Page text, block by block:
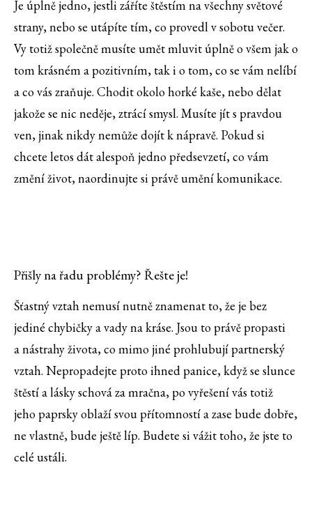
Je úplně jedno, jestli záříte štěstím na všechny světové
strany, nebo se utápíte tím, co provedl v sobotu večer.
Vy totiž společně musíte umět mluvit úplně o všem jak o
tom krásném a pozitivním, tak i o tom, co se vám nelíbí
a co vás zraňuje. Chodit okolo horké kaše, nebo dělat
jakože se nic neděje, ztrácí smysl. Musíte jít s pravdou
ven, jinak nikdy nemůže dojít k nápravě. Pokud si
chcete letos dát alespoň jedno předsevzetí, co vám
změní život, naordinujte si právě umění komunikace.
Přišly na řadu problémy? Řešte je!
Šťastný vztah nemusí nutně znamenat to, že je bez
jediné chybičky a vady na kráse. Jsou to právě propasti
a nástrahy života, co mimo jiné prohlubují partnerský
vztah. Nepropadejte proto ihned panice, když se slunce
štěstí a lásky schová za mračna, po vyřešení vás totiž
jeho paprsky oblaží svou přítomností a zase bude dobře,
ne vlastně, bude ještě líp. Budete si vážit toho, že jste to
celé ustáli.